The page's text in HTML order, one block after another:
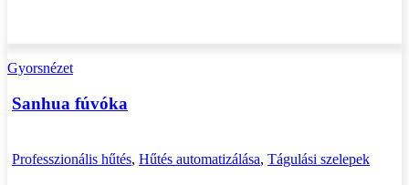
Gyorsnézet
Sanhua fúvóka
Professzionális hűtés, Hűtés automatizálása, Tágulási szelepek